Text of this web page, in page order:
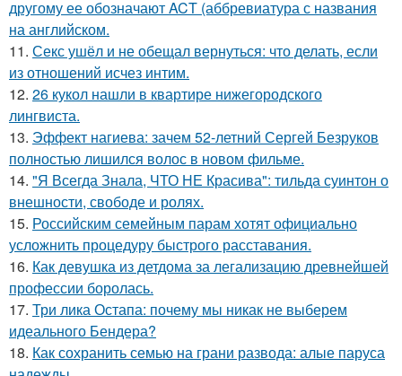
другому ее обозначают ACT (аббревиатура с названия
на английском.
11. Секс ушёл и не обещал вернуться: что делать, если
из отношений исчез интим.
12. 26 кукол нашли в квартире нижегородского
лингвиста.
13. Эффект нагиева: зачем 52-летний Сергей Безруков
полностью лишился волос в новом фильме.
14. "Я Всегда Знала, ЧТО НЕ Красива": тильда суинтон о
внешности, свободе и ролях.
15. Российским семейным парам хотят официально
усложнить процедуру быстрого расставания.
16. Как девушка из детдома за легализацию древнейшей
профессии боролась.
17. Три лика Остапа: почему мы никак не выберем
идеального Бендера?
18. Как сохранить семью на грани развода: алые паруса